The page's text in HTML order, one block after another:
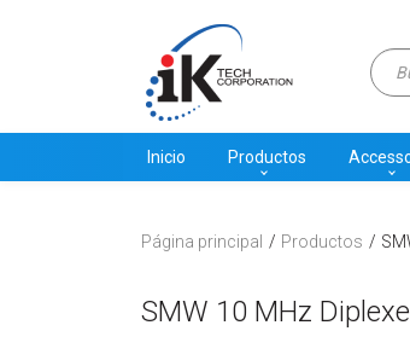
Inicio Productos
Página principal Productos
SMW 10 MHz